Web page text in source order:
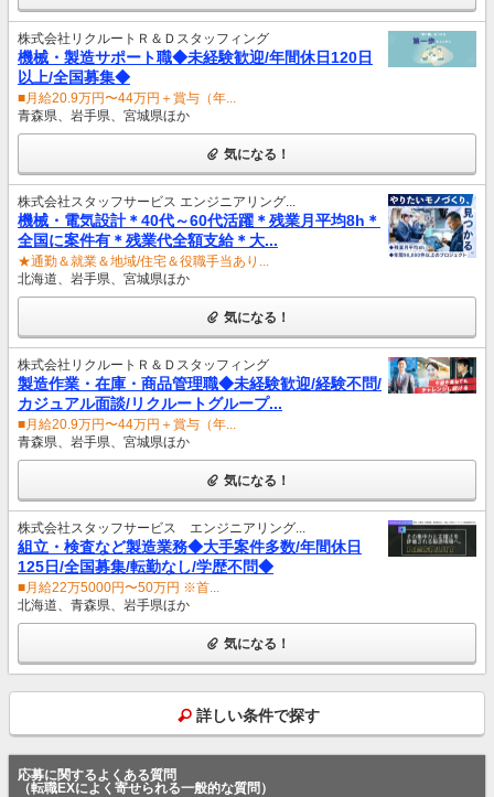
株式会社リクルートＲ＆Ｄスタッフィング
機械・製造サポート職◆未経験歓迎/年間休日120日
以上/全国募集◆
■月給20.9万円〜44万円＋賞与（年...
青森県、岩手県、宮城県ほか
気になる！
株式会社スタッフサービス エンジニアリング...
機械・電気設計＊40代～60代活躍＊残業月平均8h＊
全国に案件有＊残業代全額支給＊大...
★通勤＆就業＆地域/住宅＆役職手当あり...
北海道、岩手県、宮城県ほか
気になる！
株式会社リクルートＲ＆Ｄスタッフィング
製造作業・在庫・商品管理職◆未経験歓迎/経験不問/
カジュアル面談/リクルートグループ...
■月給20.9万円〜44万円＋賞与（年...
青森県、岩手県、宮城県ほか
気になる！
株式会社スタッフサービス エンジニアリング...
組立・検査など製造業務◆大手案件多数/年間休日
125日/全国募集/転勤なし/学歴不問◆
■月給22万5000円〜50万円 ※首...
北海道、青森県、岩手県ほか
気になる！
詳しい条件で探す
応募に関するよくある質問
（転職EXによく寄せられる一般的な質問）